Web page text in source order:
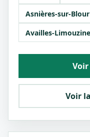
Asnières-sur-Blour
Availles-Limouzine
Voir